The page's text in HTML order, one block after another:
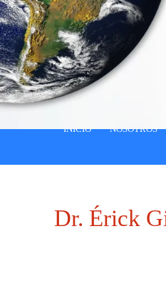
INICIO NOSOTROS
Dr. Érick